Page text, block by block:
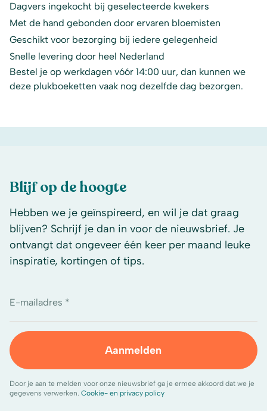
Dagvers ingekocht bij geselecteerde kwekers
Met de hand gebonden door ervaren bloemisten
Geschikt voor bezorging bij iedere gelegenheid
Snelle levering door heel Nederland
Bestel je op werkdagen vóór 14:00 uur, dan kunnen we
deze plukboeketten vaak nog dezelfde dag bezorgen.
Blijf op de hoogte
Hebben we je geïnspireerd, en wil je dat graag
blijven? Schrijf je dan in voor de nieuwsbrief. Je
ontvangt dat ongeveer één keer per maand leuke
inspiratie, kortingen of tips.
E-mailadres *
Aanmelden
Door je aan te melden voor onze nieuwsbrief ga je ermee akkoord dat we je
gegevens verwerken. Cookie- en privacy policy